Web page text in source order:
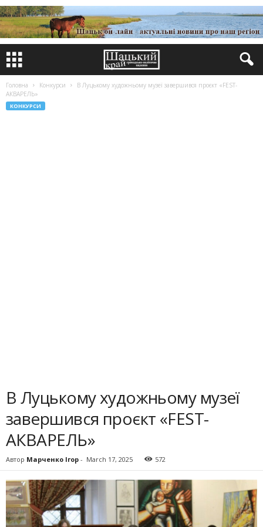
Головна Конкурси
В Луцькому художньому музеї завершився проєкт «FEST-
АКВАРЕЛЬ»
КОНКУРСИ
В Луцькому художньому музеї
завершився проєкт «FEST-
АКВАРЕЛЬ»
Автор Марченко Ігор - March 17, 2025 572